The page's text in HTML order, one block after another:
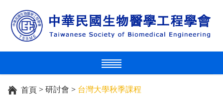
首頁 > 研討會 > 台灣大學秋季課程